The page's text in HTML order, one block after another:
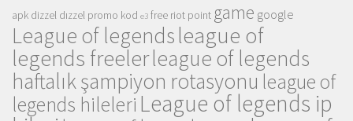
apk dizzel dızzel promo kod e3 free riot point game google
League of legendsleague of
legends freelerleague of legends
haftalık şampiyon rotasyonu league of
legends hileleri League of legends ip